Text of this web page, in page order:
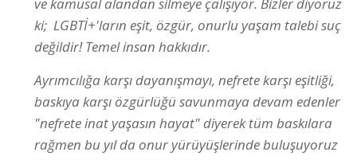
ve kamusal alandan silmeye çalışıyor. Bizler diyoruz
ki; LGBTİ+'ların eşit, özgür, onurlu yaşam talebi suç
değildir! Temel insan hakkıdır.
Ayrımcılığa karşı dayanışmayı, nefrete karşı eşitliği,
baskıya karşı özgürlüğü savunmaya devam edenler
"nefrete inat yaşasın hayat" diyerek tüm baskılara
rağmen bu yıl da onur yürüyüşlerinde buluşuyoruz